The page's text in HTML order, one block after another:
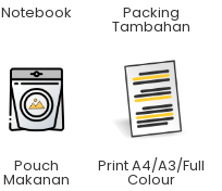
Notebook Packing
Tambahan
Pouch
Makanan
Print A4/A3/Full
Colour